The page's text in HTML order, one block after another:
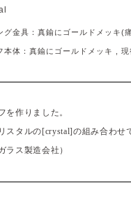
グ金具：真鍮にゴールドメッキ(
本体：真鍮にゴールドメッキ ,
を作りました。
タルの[crystal]の組み合わせ
ラス製造会社）